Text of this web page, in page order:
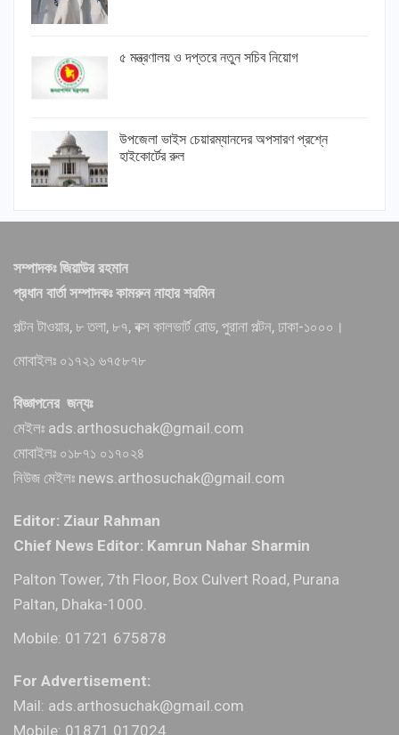
৫ মন্ত্রণালয় ও দপ্তরে নতুন সচিব নিয়োগ
উপজেলা ভাইস চেয়ারম্যানদের অপসারণ প্রশ্নে
হাইকোর্টের রুল
সম্পাদকঃ জিয়াউর রহমান
প্রধান বার্তা সম্পাদকঃ কামরুন নাহার শরমিন
পল্টন টাওয়ার, ৮ তলা, ৮৭, বক্স কালভার্ট রোড, পুরানা পল্টন, ঢাকা-১০০০।
মোবাইলঃ ০১৭২১ ৬৭৫৮৭৮
বিজ্ঞাপনের জন্যঃ
মেইলঃ ads.arthosuchak@gmail.com
মোবাইলঃ ০১৮৭১ ০১৭০২৪
নিউজ মেইলঃ news.arthosuchak@gmail.com
Editor: Ziaur Rahman
Chief News Editor: Kamrun Nahar Sharmin
Palton Tower, 7th Floor, Box Culvert Road, Purana
Paltan, Dhaka-1000.
Mobile: 01721 675878
For Advertisement:
Mail: ads.arthosuchak@gmail.com
Mobile: 01871 017024